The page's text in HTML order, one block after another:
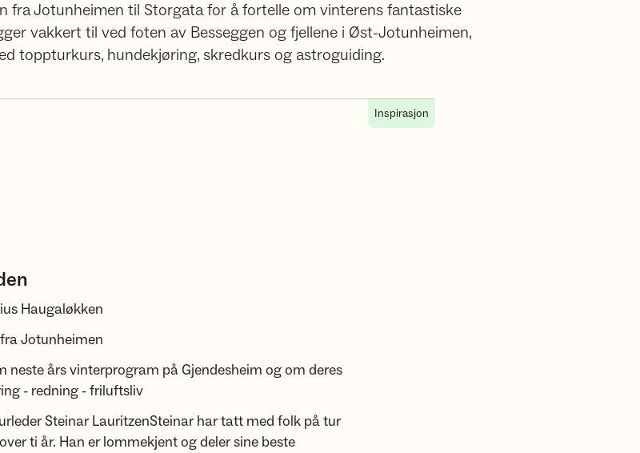
fra Jotunheimen til Storgata for å fortelle om vinterens fantastiske
vakkert til ved foten av Besseggen og fjellene i Øst-Jotunheimen,
toppturkurs, hundekjøring, skredkurs og astroguiding.
Inspirasjon
Haugaløkken
Jotunheimen
neste års vinterprogram på Gjendesheim og om deres
- redning - friluftsliv
Steinar LauritzenSteinar har tatt med folk på tur
ti år. Han er lommekjent og deler sine beste